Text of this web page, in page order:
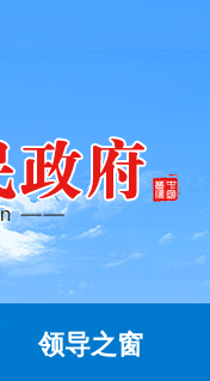
领导之窗